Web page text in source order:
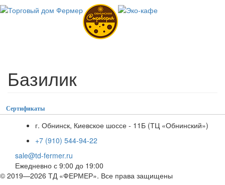
Перейти
к
Базилик
Сертификаты
г. Обнинск, Киевское шоссе - 11Б (ТЦ «Обнинский»)
+7 (910) 544-94-22
sale@td-fermer.ru
Ежедневно с 9:00 до 19:00
© 2019—2026 ТД «ФЕРМЕР». Все права защищены